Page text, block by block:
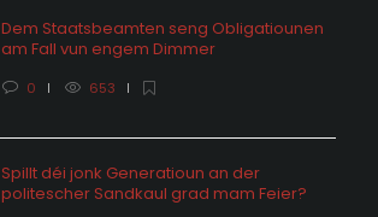
Dem Staatsbeamten seng Obligatiounen
am Fall vun engem Dimmer
0 653
Spillt déi jonk Generatioun an der
politescher Sandkaul grad mam Feier?